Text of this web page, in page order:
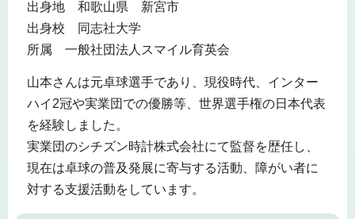
出身地 和歌山県 新宮市
出身校 同志社大学
所属 一般社団法人スマイル育英会
山本さんは元卓球選手であり、現役時代、インター
ハイ2冠や実業団での優勝等、世界選手権の日本代表
を経験しました。
実業団のシチズン時計株式会社にて監督を歴任し、
現在は卓球の普及発展に寄与する活動、障がい者に
対する支援活動をしています。